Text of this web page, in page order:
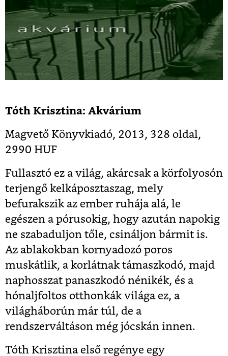
Tóth Krisztina: Akvárium
Magvető Könyvkiadó, 2013, 328 oldal,
2990 HUF
Fullasztó ez a világ, akárcsak a körfolyosón
terjengő kelkáposztaszag, mely
befurakszik az ember ruhája alá, le
egészen a pórusokig, hogy azután napokig
ne szabaduljon tőle, csináljon bármit is.
Az ablakokban kornyadozó poros
muskátlik, a korlátnak támaszkodó, majd
naphosszat panaszkodó nénikék, és a
hónaljfoltos otthonkák világa ez, a
világháborún már túl, de a
rendszerváltáson még jócskán innen.
Tóth Krisztina első regénye egy